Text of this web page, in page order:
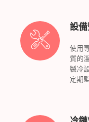
設備
使用
質的
製冷
定期